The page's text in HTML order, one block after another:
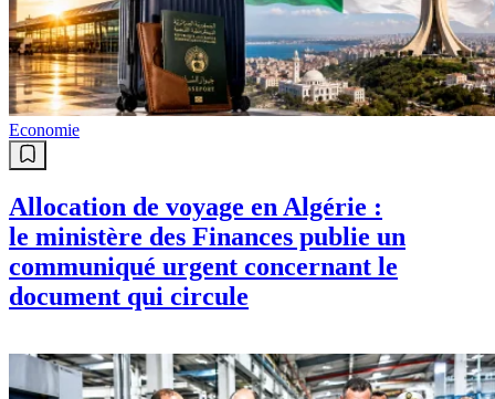
Economie
Allocation de voyage en Algérie :
le ministère des Finances publie un
communiqué urgent concernant le
document qui circule